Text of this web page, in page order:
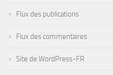
Flux des publications
Flux des commentaires
Site de WordPress-FR